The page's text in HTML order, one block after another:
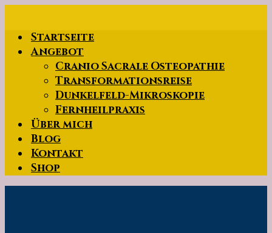
Hauptinhalt
springen
Startseite
Angebot
Cranio Sacrale Osteopathie
Transformationsreise
Dunkelfeld-Mikroskopie
Fernheilpraxis
Über mich
Blog
Kontakt
Shop